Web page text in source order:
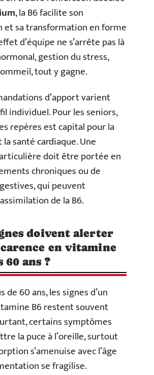
, la B6 facilite son
et sa transformation en forme
d’équipe ne s’arrête pas là
gestion du stress,
tout y gagne.
d’apport varient
individuel. Pour les seniors,
repères est capital pour la
santé cardiaque. Une
doit être portée en
chroniques ou de
qui peuvent
de la B6.
doivent alerter
en vitamine
60 ans ?
de 60 ans, les signes d’un
B6 restent souvent
certains symptômes
la puce à l’oreille, surtout
s’amenuise avec l’âge
se fragilise.